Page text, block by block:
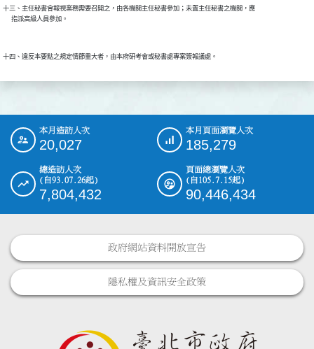
十三、主任秘書會報視業務需要召開之，由各機關主任秘書參加；未置主任秘書之機關，應
::: 本月造訪人次
20,027
本月頁面瀏覽人次
185,279
總造訪人次
(自93.07.26起)
7,804,432
頁面總瀏覽人次
(自105.7.15起)
90,446,434
政府網站資料開放宣告
隱私權及資訊安全政策